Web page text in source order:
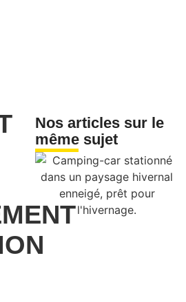
Nos articles sur le
même sujet